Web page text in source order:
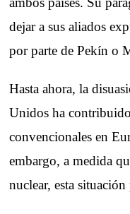
dejar a sus aliados
por parte de Pekín o
Hasta ahora, la
Unidos ha
convencionales en
embargo, a medida
nuclear, esta